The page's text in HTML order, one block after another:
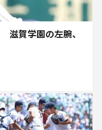
滋賀学園の左腕、